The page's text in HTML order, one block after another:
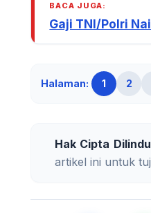
BACA JUGA:
Gaji TNI/Polri
Halaman: 1 2
Hak Cipta
artikel ini untuk